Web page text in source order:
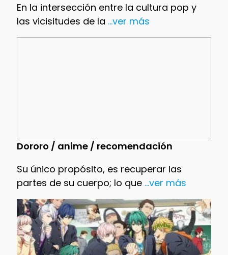
En la intersección entre la cultura pop y
las vicisitudes de la ...ver más
Dororo / anime / recomendación
Su único propósito, es recuperar las
partes de su cuerpo; lo que...ver más